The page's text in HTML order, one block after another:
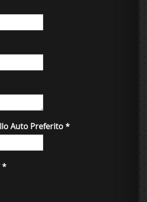
Auto Preferito*
*